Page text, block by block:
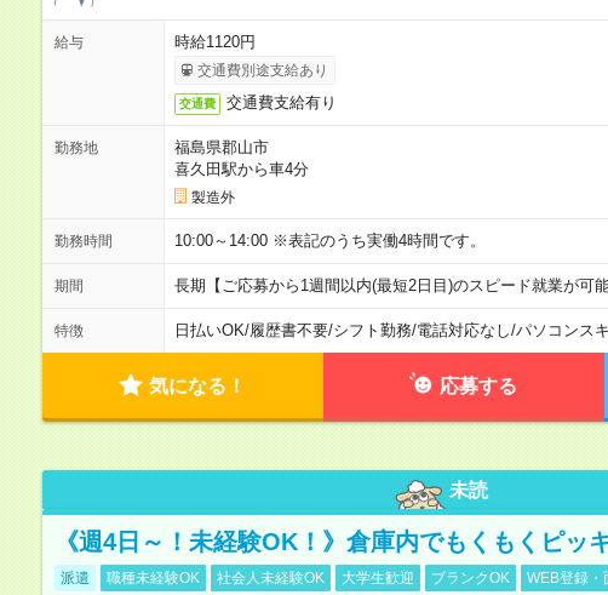
給与 時給1120円
交通費別途支給あり
交通費 交通費支給有り
勤務地
福島県郡山市
喜久田駅から車4分
製造外
勤務時間 10:00～14:00 ※表記のうち実働4時間です。
期間 長期【ご応募から1週間以内(最短2日目)のスピード就業が可
特徴 日払いOK/履歴書不要/シフト勤務/電話対応なし/パソコンス
気になる！ 応募する
未読
《週4日～！未経験OK！》倉庫内でもくもくピッ
派遣 職種未経験OK 社会人未経験OK 大学生歓迎 ブランクOK WEB登録・